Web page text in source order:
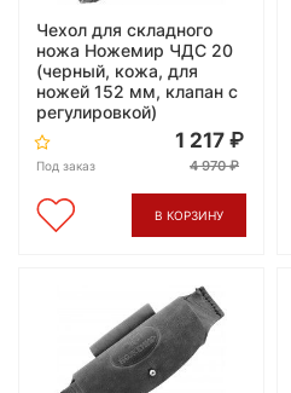
Чехол для складного
ножа Ножемир ЧДС 20
(черный, кожа, для
ножей 152 мм, клапан с
регулировкой)
Под заказ
1 217
4 970
В КОРЗИНУ